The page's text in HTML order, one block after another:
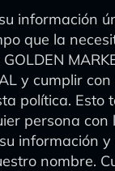
información
que la
y cumplir
política. Esto
persona con
información y
nombre.